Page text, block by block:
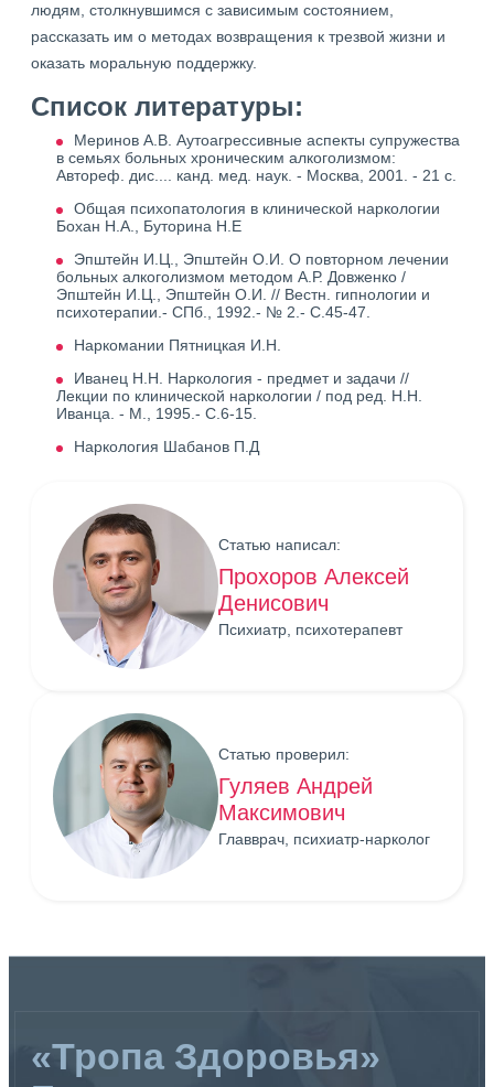
людям, столкнувшимся с зависимым состоянием,
рассказать им о методах возвращения к трезвой жизни и
оказать моральную поддержку.
Список литературы:
Меринов А.В. Аутоагрессивные аспекты супружества
в семьях больных хроническим алкоголизмом:
Автореф. дис.... канд. мед. наук. - Москва, 2001. - 21 с.
Общая психопатология в клинической наркологии
Бохан Н.А., Буторина Н.Е
Эпштейн И.Ц., Эпштейн О.И. О повторном лечении
больных алкоголизмом методом А.Р. Довженко /
Эпштейн И.Ц., Эпштейн О.И. // Вестн. гипнологии и
психотерапии.- СПб., 1992.- № 2.- С.45-47.
Наркомании Пятницкая И.Н.
Иванец Н.Н. Наркология - предмет и задачи //
Лекции по клинической наркологии / под ред. Н.Н.
Иванца. - М., 1995.- С.6-15.
Наркология Шабанов П.Д
Статью написал:
Прохоров Алексей
Денисович
Психиатр, психотерапевт
Статью проверил:
Гуляев Андрей
Максимович
Главврач, психиатр-нарколог
«Тропа Здоровья»